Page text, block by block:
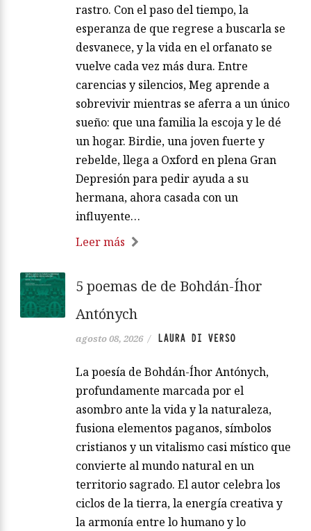
rastro. Con el paso del tiempo, la
esperanza de que regrese a buscarla se
desvanece, y la vida en el orfanato se
vuelve cada vez más dura. Entre
carencias y silencios, Meg aprende a
sobrevivir mientras se aferra a un único
sueño: que una familia la escoja y le dé
un hogar. Birdie, una joven fuerte y
rebelde, llega a Oxford en plena Gran
Depresión para pedir ayuda a su
hermana, ahora casada con un
influyente…
Leer más
5 poemas de de Bohdán-Íhor
Antónych
agosto 08, 2026 / LAURA DI VERSO
La poesía de Bohdán-Íhor Antónych,
profundamente marcada por el
asombro ante la vida y la naturaleza,
fusiona elementos paganos, símbolos
cristianos y un vitalismo casi místico que
convierte al mundo natural en un
territorio sagrado. El autor celebra los
ciclos de la tierra, la energía creativa y
la armonía entre lo humano y lo